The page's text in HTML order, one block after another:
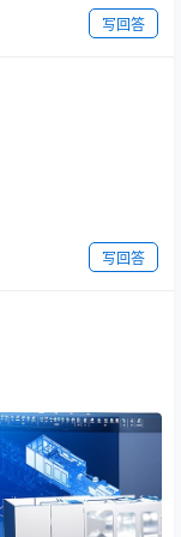
写回答
写回答